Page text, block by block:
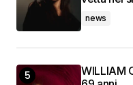
news
WILLIAM